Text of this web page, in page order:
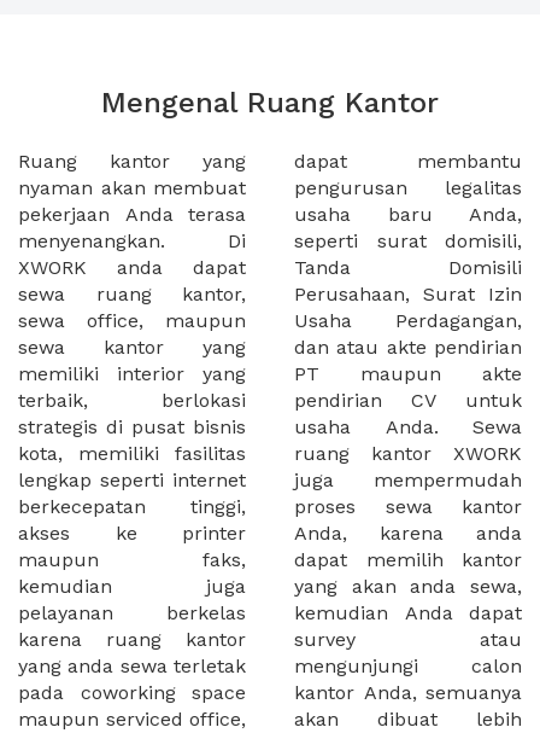
Mengenal Ruang Kantor
Ruang kantor yang
nyaman akan membuat
pekerjaan Anda terasa
menyenangkan. Di
XWORK anda dapat
sewa ruang kantor,
sewa office, maupun
sewa kantor yang
memiliki interior yang
terbaik, berlokasi
strategis di pusat bisnis
kota, memiliki fasilitas
lengkap seperti internet
berkecepatan tinggi,
akses ke printer
maupun faks,
kemudian juga
pelayanan berkelas
karena ruang kantor
yang anda sewa terletak
pada coworking space
maupun serviced office,
dapat membantu
pengurusan legalitas
usaha baru Anda,
seperti surat domisili,
Tanda Domisili
Perusahaan, Surat Izin
Usaha Perdagangan,
dan atau akte pendirian
PT maupun akte
pendirian CV untuk
usaha Anda. Sewa
ruang kantor XWORK
juga mempermudah
proses sewa kantor
Anda, karena anda
dapat memilih kantor
yang akan anda sewa,
kemudian Anda dapat
survey atau
mengunjungi calon
kantor Anda, semuanya
akan dibuat lebih